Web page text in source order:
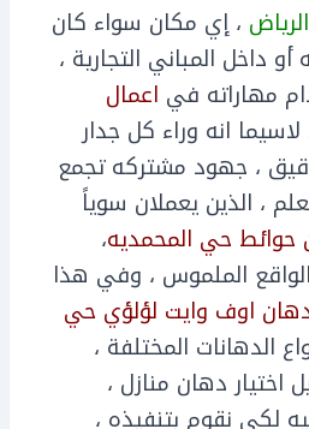
، إي مكان سواء كان
أو داخل المباني التجارية ،
مهاراته في اعمال
لاسيما انه وراء كل جدار
، جهود مشتركه تجمع
، الذين يعملان سوياً
حي المحمديه،
الملموس ، وفي هذا
اوف وايت لؤلؤي حي
الدهانات المختلفة ،
اختيار دهان منازل ،
لكي نقوم بتنفيذه ،